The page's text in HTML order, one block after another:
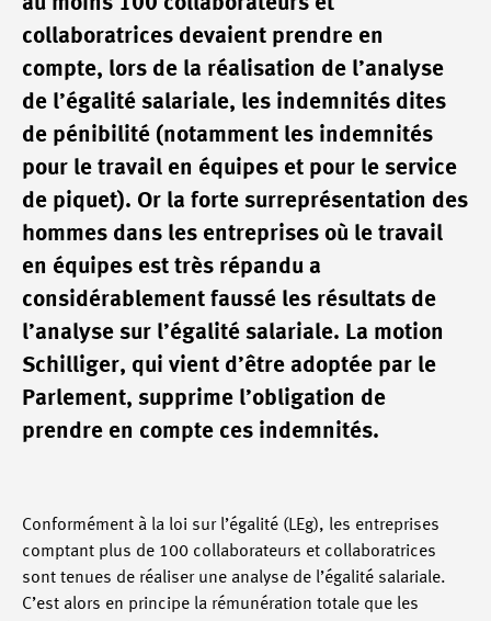
collaboratrices devaient prendre en
compte, lors de la réalisation de l’analyse
de l’égalité salariale, les indemnités dites
de pénibilité (notamment les indemnités
pour le travail en équipes et pour le service
de piquet). Or la forte surreprésentation des
hommes dans les entreprises où le travail
en équipes est très répandu a
considérablement faussé les résultats de
l’analyse sur l’égalité salariale. La motion
Schilliger, qui vient d’être adoptée par le
Parlement, supprime l’obligation de
prendre en compte ces indemnités.
Conformément à la loi sur l’égalité (LEg), les entreprises
comptant plus de 100 collaborateurs et collaboratrices
sont tenues de réaliser une analyse de l’égalité salariale.
C’est alors en principe la rémunération totale que les